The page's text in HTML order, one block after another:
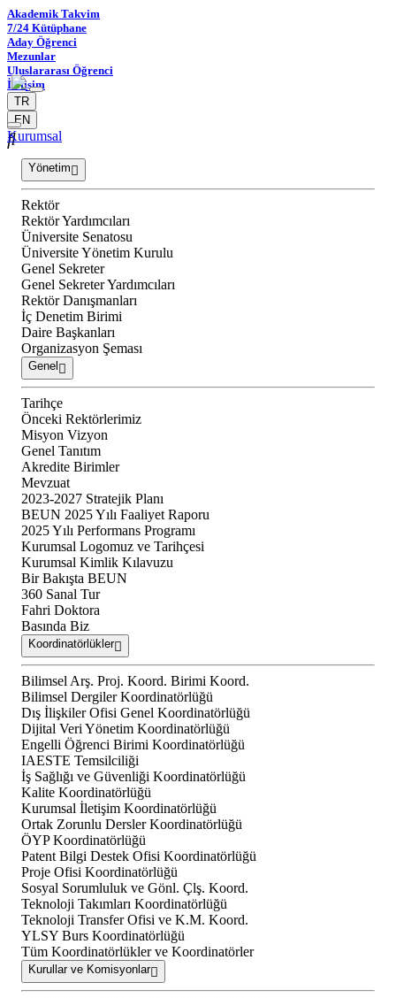
Akademik Takvim
7/24 Kütüphane
Aday Öğrenci
Mezunlar
Uluslararası Öğrenci
İletişim
TR
EN
Kurumsal
Yönetim
Rektör
Rektör Yardımcıları
Üniversite Senatosu
Üniversite Yönetim Kurulu
Genel Sekreter
Genel Sekreter Yardımcıları
Rektör Danışmanları
İç Denetim Birimi
Daire Başkanları
Organizasyon Şeması
Genel
Tarihçe
Önceki Rektörlerimiz
Misyon Vizyon
Genel Tanıtım
Akredite Birimler
Mevzuat
2023-2027 Stratejik Planı
BEUN 2025 Yılı Faaliyet Raporu
2025 Yılı Performans Programı
Kurumsal Logomuz ve Tarihçesi
Kurumsal Kimlik Kılavuzu
Bir Bakışta BEUN
360 Sanal Tur
Fahri Doktora
Basında Biz
Koordinatörlükler
Bilimsel Arş. Proj. Koord. Birimi Koord.
Bilimsel Dergiler Koordinatörlüğü
Dış İlişkiler Ofisi Genel Koordinatörlüğü
Dijital Veri Yönetim Koordinatörlüğü
Engelli Öğrenci Birimi Koordinatörlüğü
IAESTE Temsilciliği
İş Sağlığı ve Güvenliği Koordinatörlüğü
Kalite Koordinatörlüğü
Kurumsal İletişim Koordinatörlüğü
Ortak Zorunlu Dersler Koordinatörlüğü
ÖYP Koordinatörlüğü
Patent Bilgi Destek Ofisi Koordinatörlüğü
Proje Ofisi Koordinatörlüğü
Sosyal Sorumluluk ve Gönl. Çlş. Koord.
Teknoloji Takımları Koordinatörlüğü
Teknoloji Transfer Ofisi ve K.M. Koord.
YLSY Burs Koordinatörlüğü
Tüm Koordinatörlükler ve Koordinatörler
Kurullar ve Komisyonlar